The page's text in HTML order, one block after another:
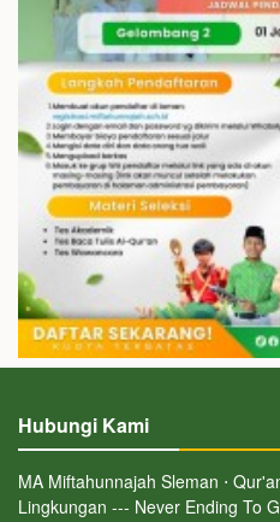
Hubungi Kami
MA Miftahunnajah Sleman ⋅
Lingkungan --- Never Ending To